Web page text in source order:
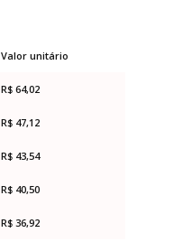
Valor unitário
R$ 64,02
R$ 47,12
R$ 43,54
R$ 40,50
R$ 36,92